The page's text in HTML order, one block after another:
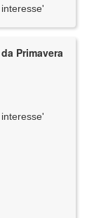
Primavera